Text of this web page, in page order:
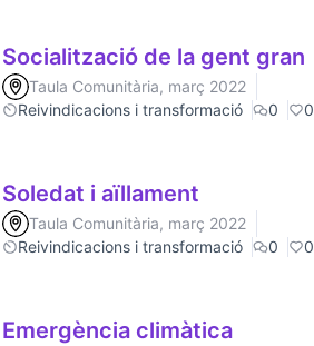
Socialització de la gent gran
Taula Comunitària, març 2022
Reivindicacions i transformació
0 0
Soledat i aïllament
Taula Comunitària, març 2022
Reivindicacions i transformació
0 0
Emergència climàtica